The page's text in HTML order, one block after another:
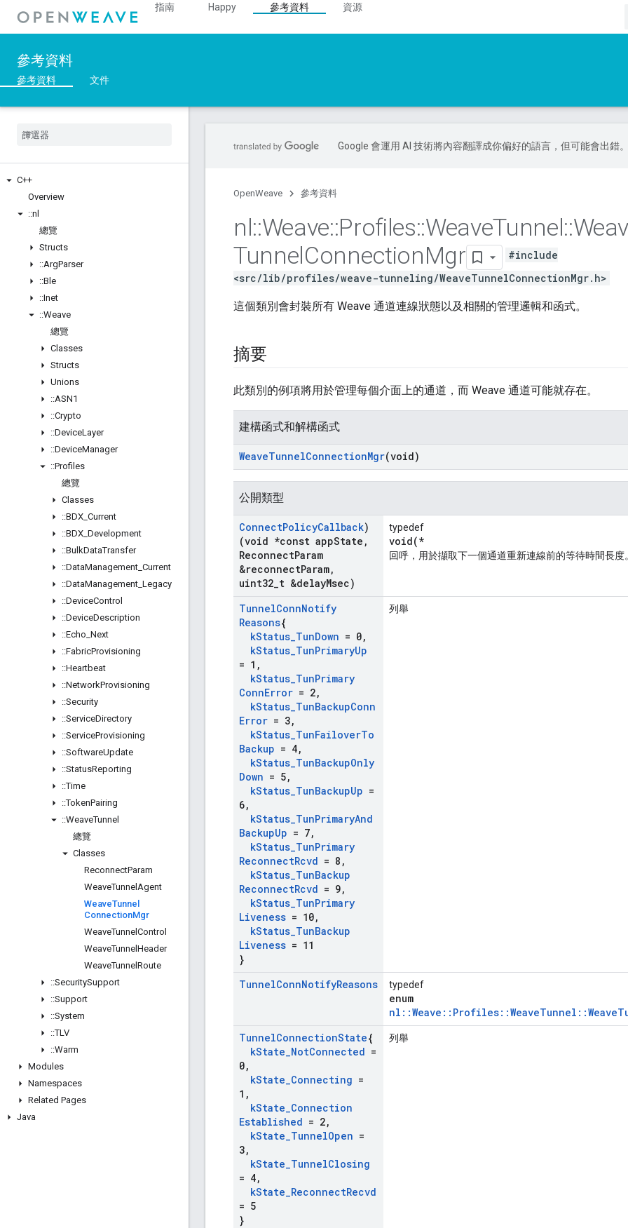
指南 Happy 參考資料
資源
參考資料
參考資料 文件
C++
Overview
::nl
總覽
Structs
::ArgParser
::Ble
::Inet
::Weave
總覽
Classes
Structs
Unions
::ASN1
::Crypto
::DeviceLayer
::DeviceManager
::Profiles
總覽
Classes
::BDX Current
::BDX Development
::BulkDataTransfer
::DataManagement Current
::DataManagement Legacy
::DeviceControl
::DeviceDescription
::Echo Next
::FabricProvisioning
::Heartbeat
::NetworkProvisioning
::Security
::ServiceDirectory
::ServiceProvisioning
::SoftwareUpdate
::StatusReporting
::Time
::TokenPairing
::WeaveTunnel
總覽
Classes
ReconnectParam
WeaveTunnel Agent
WeaveTunnel
ConnectionMgr
WeaveTunnel Control
WeaveTunnel Header
WeaveTunnel Route
::SecuritySupport
::Support
::System
::TLV
::Warm
Modules
Namespaces
Related Pages
Java
Google 會運用 AI 技術將內容翻譯成你偏好的語言，但可能會出錯。
OpenWeave 參考資料
nl::Weave::Profiles::WeaveTunnel::
TunnelConnectionMgr
#include
<src/lib/profiles/weave-tunneling/WeaveTunnelConnectionMgr.h>
這個類別會封裝所有 Weave 通道連線狀態以及相關的管理邏輯和函式。
摘要
此類別的例項將用於管理每個介面上的通道，而 Weave 通道可能就存在。
建構函式和解構函式
WeaveTunnelConnectionMgr(void)
公開類型
ConnectPolicyCallback)
(void *const appState ,
ReconnectParam
&reconnectParam,
uint32 t &delayMsec)
typedef
void(*
回呼，用於擷取下一個通道重新連線前的等待時間長度。
TunnelConnNotify
Reasons{
kStatus_TunDown = 0,
kStatus_TunPrimaryUp
= 1 ,
kStatus_TunPrimary
ConnError = 2,
kStatus_TunBackupConn
Error = 3,
kStatus_TunFailoverTo
Backup = 4,
kStatus_TunBackupOnly
Down = 5,
kStatus_TunBackupUp =
6,
kStatus_TunPrimaryAnd
BackupUp = 7,
kStatus_TunPrimary
ReconnectRcvd = 8 ,
kStatus_TunBackup
ReconnectRcvd = 9,
kStatus_TunPrimary
Liveness = 10,
kStatus_TunBackup
Liveness = 11
}
列舉
TunnelConnNotifyReasons typedef
enum
TunnelConnectionState{
kState_NotConnected =
0,
kState_Connecting =
1 ,
kState_Connection
Established = 2,
kState_TunnelOpen =
3,
kState_TunnelClosing
= 4,
kState_ReconnectRecvd
= 5
}
列舉